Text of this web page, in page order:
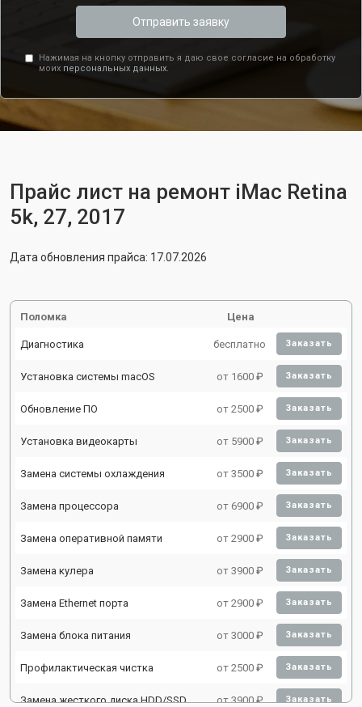
Отправить заявку
Нажимая на кнопку отправить я даю свое согласие на обработку
моих персональных данных.
Прайс лист на ремонт iMac Retina
5k, 27, 2017
Дата обновления прайса: 17.07.2026
Поломка Цена
Диагностика бесплатно Заказать
Установка системы macOS от 1600 ₽ Заказать
Обновление ПО от 2500 ₽ Заказать
Установка видеокарты от 5900 ₽ Заказать
Замена системы охлаждения от 3500 ₽ Заказать
Замена процессора от 6900 ₽ Заказать
Замена оперативной памяти от 2900 ₽ Заказать
Замена кулера от 3900 ₽ Заказать
Замена Ethernet порта от 2900 ₽ Заказать
Замена блока питания от 3000 ₽ Заказать
Профилактическая чистка от 2500 ₽ Заказать
Замена жесткого диска HDD/SSD от 3900 ₽ Заказать